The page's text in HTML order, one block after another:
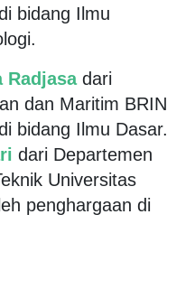
bidang Ilmu
Radjasa dari
dan Maritim BRIN
bidang Ilmu Dasar.
dari Departemen
Universitas
penghargaan di